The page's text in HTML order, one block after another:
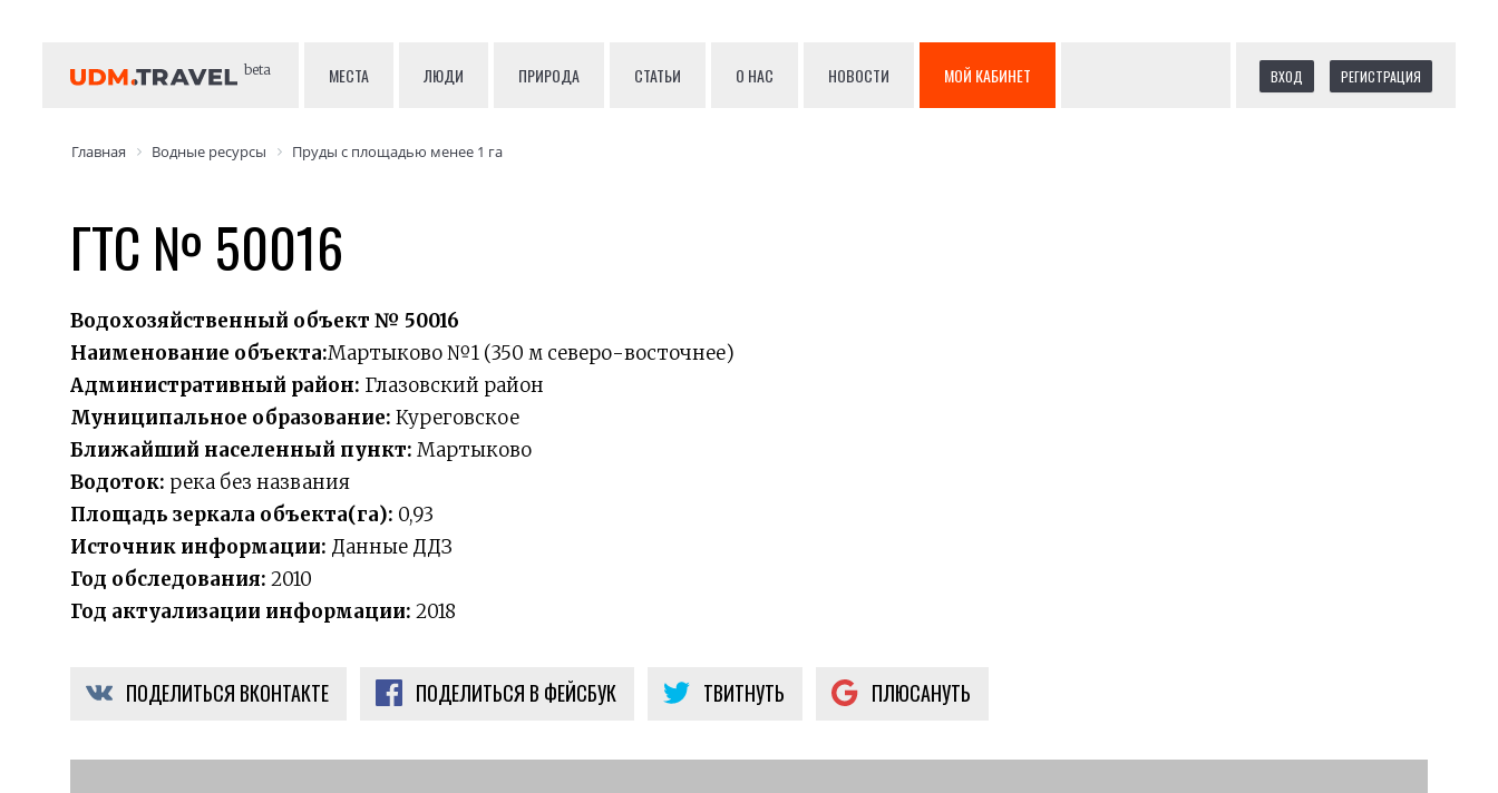
beta МЕСТА ЛЮДИ ПРИРОДА СТАТЬИ О НАС НОВОСТИ МОЙ КАБИНЕТ ВХОД РЕГИСТРАЦИЯ
Главная Водные ресурсы Пруды с площадью менее 1 га
ГТС № 50016
Водохозяйственный объект № 50016
Наименование объекта:Мартыково №1 (350 м северо-восточнее)
Административный район: Глазовский район
Муниципальное образование: Куреговское
Ближайший населенный пункт: Мартыково
Водоток: река без названия
Площадь зеркала объекта(га): 0,93
Источник информации: Данные ДДЗ
Год обследования: 2010
Год актуализации информации: 2018
ПОДЕЛИТЬСЯ ВКОНТАКТЕ ПОДЕЛИТЬСЯ В ФЕЙСБУК ТВИТНУТЬ ПЛЮСАНУТЬ